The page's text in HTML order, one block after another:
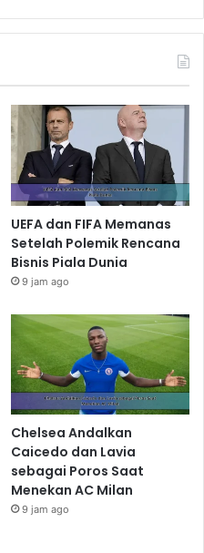
UEFA dan FIFA Memanas
Setelah Polemik Rencana
Bisnis Piala Dunia
9 jam ago
Chelsea Andalkan
Caicedo dan Lavia
sebagai Poros Saat
Menekan AC Milan
9 jam ago